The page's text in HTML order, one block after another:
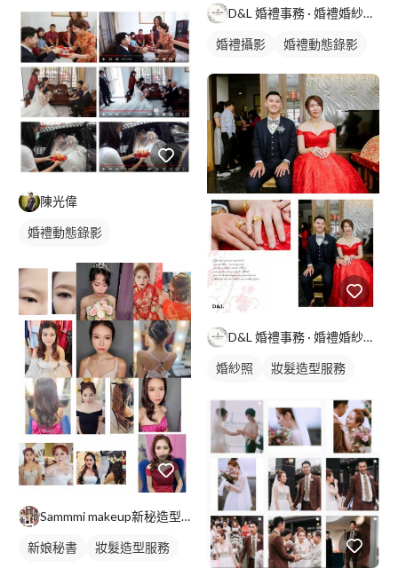
陳光偉
婚禮動態錄影
Sammmi makeup新秘造型師
新娘秘書
妝髮造型服務
D&L 婚禮事務 · 婚禮婚紗攝影
婚禮攝影 婚禮動態錄影
D&L 婚禮事務 · 婚禮婚紗攝影
婚紗照
妝髮造型服務
婚禮平面攝影